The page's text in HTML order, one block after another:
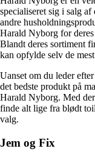
specialiseret sig i salg
andre
Harald Nyborg for
Blandt deres sortiment
kan opfylde selv de
Uanset om du leder
det bedste produkt på
Harald Nyborg. Med
finde alt lige fra blødt
valg.
Jem og Fix